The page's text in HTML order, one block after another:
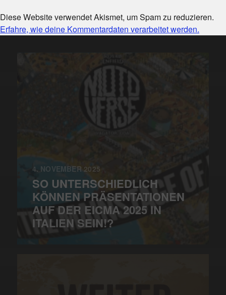
Diese Website verwendet Akismet, um Spam zu reduzieren.
Erfahre, wie deine Kommentardaten verarbeitet werden.
4. NOVEMBER 2025
SO UNTERSCHIEDLICH
KÖNNEN PRÄSENTATIONEN
AUF DER EICMA 2025 IN
ITALIEN SEIN!?